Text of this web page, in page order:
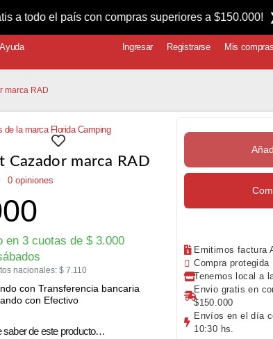
Ayuda Ingresar Registrarse Mis compras
marca RAD
de la marca Florida Camping
Cazador marca RAD
0 opiniones
en 3 cuotas de $3.000
nacionales: $7.110
con Transferencia bancaria
con Efectivo
saber de este producto…
Emitimos factura
Compra protegida
Tenemos local a
Envio gratis en
$150.000
Envíos en el día
10:30 hs.
con compras superiores a $150.000! ❯❯❯❯ 💳